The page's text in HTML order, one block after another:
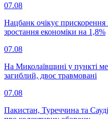
07.08
Нацбанк очікує прискорення
зростання економіки на 1,8%
07.08
На Миколаївщині у пункті
загиблий, двоє травмовані
07.08
Пакистан, Туреччина та